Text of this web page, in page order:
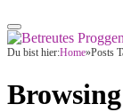
Du bist hier:Home»Posts